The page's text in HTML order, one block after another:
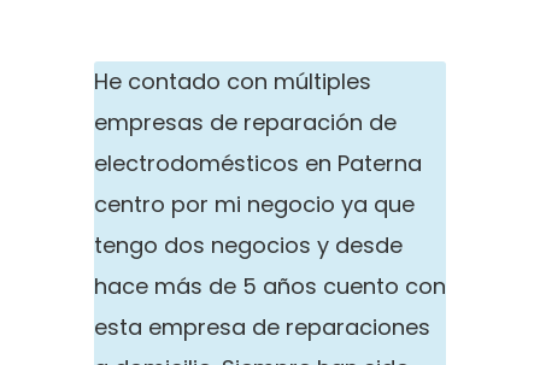
He contado con múltiples
empresas de reparación de
electrodomésticos en Paterna
centro por mi negocio ya que
tengo dos negocios y desde
hace más de 5 años cuento con
esta empresa de reparaciones